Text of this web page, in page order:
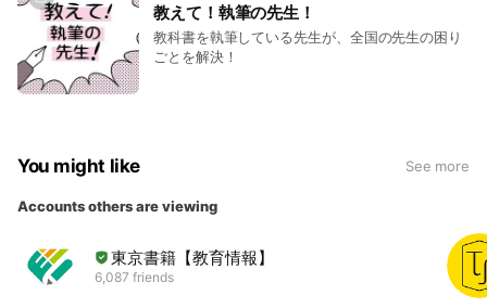
教えて！執筆の先生！
教科書を執筆している先生が、全国の先生の困り
ごとを解決！
You might like See more
Accounts others are viewing
東京書籍【教育情報】
6,087 friends